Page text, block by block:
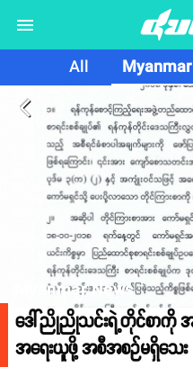
All
arrow_back_ios
Myanmar News
ဒေါ်ညိုညိုသင်းရဲ့တိုင်စာကို
အရေးယူဖို့ အစီအစဉ်မရှိသေး